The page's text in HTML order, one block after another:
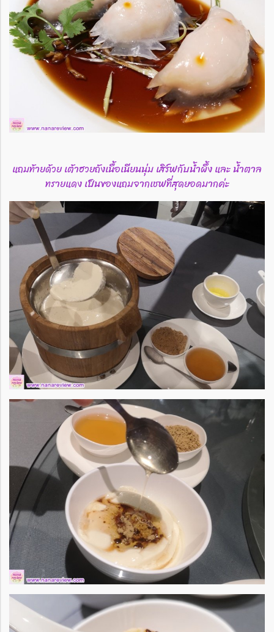
แถมท้ายด้วย เต้าฮวยถังเนื้อเนียนนุ่ม เสิร์ฟกับน้ำผึ้ง และ น้ำตาล
ทรายแดง เป็นของแถมจากเชฟที่สุดยอดมากค่ะ